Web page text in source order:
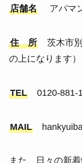
店舗名アパマン
住 所茨木市別
の上になります）
TEL0120-881-
MAIL
また、日々の新